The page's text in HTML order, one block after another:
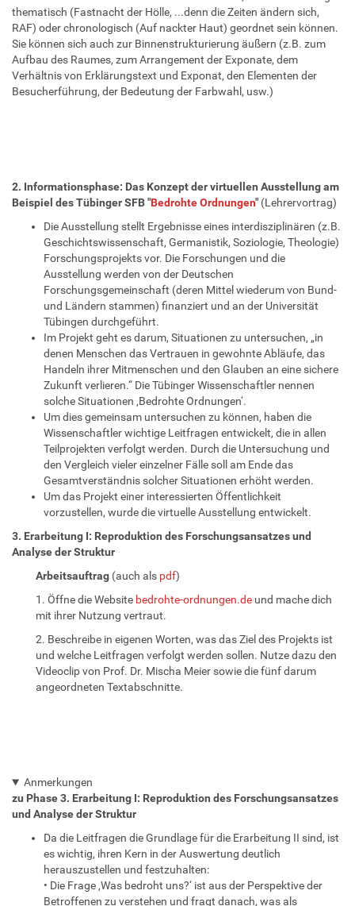
thematisch (Fastnacht der Hölle, ...denn die Zeiten ändern sich,
RAF) oder chronologisch (Auf nackter Haut) geordnet sein können.
Sie können sich auch zur Binnenstrukturierung äußern (z.B. zum
Aufbau des Raumes, zum Arrangement der Exponate, dem
Verhältnis von Erklärungstext und Exponat, den Elementen der
Besucherführung, der Bedeutung der Farbwahl, usw.)
2. Informationsphase: Das Konzept der virtuellen Ausstellung am
Beispiel des Tübinger SFB "Bedrohte Ordnungen" (Lehrervortrag)
Die Ausstellung stellt Ergebnisse eines interdisziplinären (z.B.
Geschichtswissenschaft, Germanistik, Soziologie, Theologie)
Forschungsprojekts vor. Die Forschungen und die
Ausstellung werden von der Deutschen
Forschungsgemeinschaft (deren Mittel wiederum von Bund-
und Ländern stammen) finanziert und an der Universität
Tübingen durchgeführt.
Im Projekt geht es darum, Situationen zu untersuchen, „in
denen Menschen das Vertrauen in gewohnte Abläufe, das
Handeln ihrer Mitmenschen und den Glauben an eine sichere
Zukunft verlieren.“ Die Tübinger Wissenschaftler nennen
solche Situationen ‚Bedrohte Ordnungen‘.
Um dies gemeinsam untersuchen zu können, haben die
Wissenschaftler wichtige Leitfragen entwickelt, die in allen
Teilprojekten verfolgt werden. Durch die Untersuchung und
den Vergleich vieler einzelner Fälle soll am Ende das
Gesamtverständnis solcher Situationen erhöht werden.
Um das Projekt einer interessierten Öffentlichkeit
vorzustellen, wurde die virtuelle Ausstellung entwickelt.
3. Erarbeitung I: Reproduktion des Forschungsansatzes und
Analyse der Struktur
Arbeitsauftrag (auch als pdf)
1. Öffne die Website bedrohte-ordnungen.de und mache dich
mit ihrer Nutzung vertraut.
2. Beschreibe in eigenen Worten, was das Ziel des Projekts ist
und welche Leitfragen verfolgt werden sollen. Nutze dazu den
Videoclip von Prof. Dr. Mischa Meier sowie die fünf darum
angeordneten Textabschnitte.
Anmerkungen
zu Phase 3. Erarbeitung I: Reproduktion des Forschungsansatzes
und Analyse der Struktur
Da die Leitfragen die Grundlage für die Erarbeitung II sind, ist
es wichtig, ihren Kern in der Auswertung deutlich
herauszustellen und festzuhalten:
• Die Frage ‚Was bedroht uns?‘ ist aus der Perspektive der
Betroffenen zu verstehen und fragt danach, was als